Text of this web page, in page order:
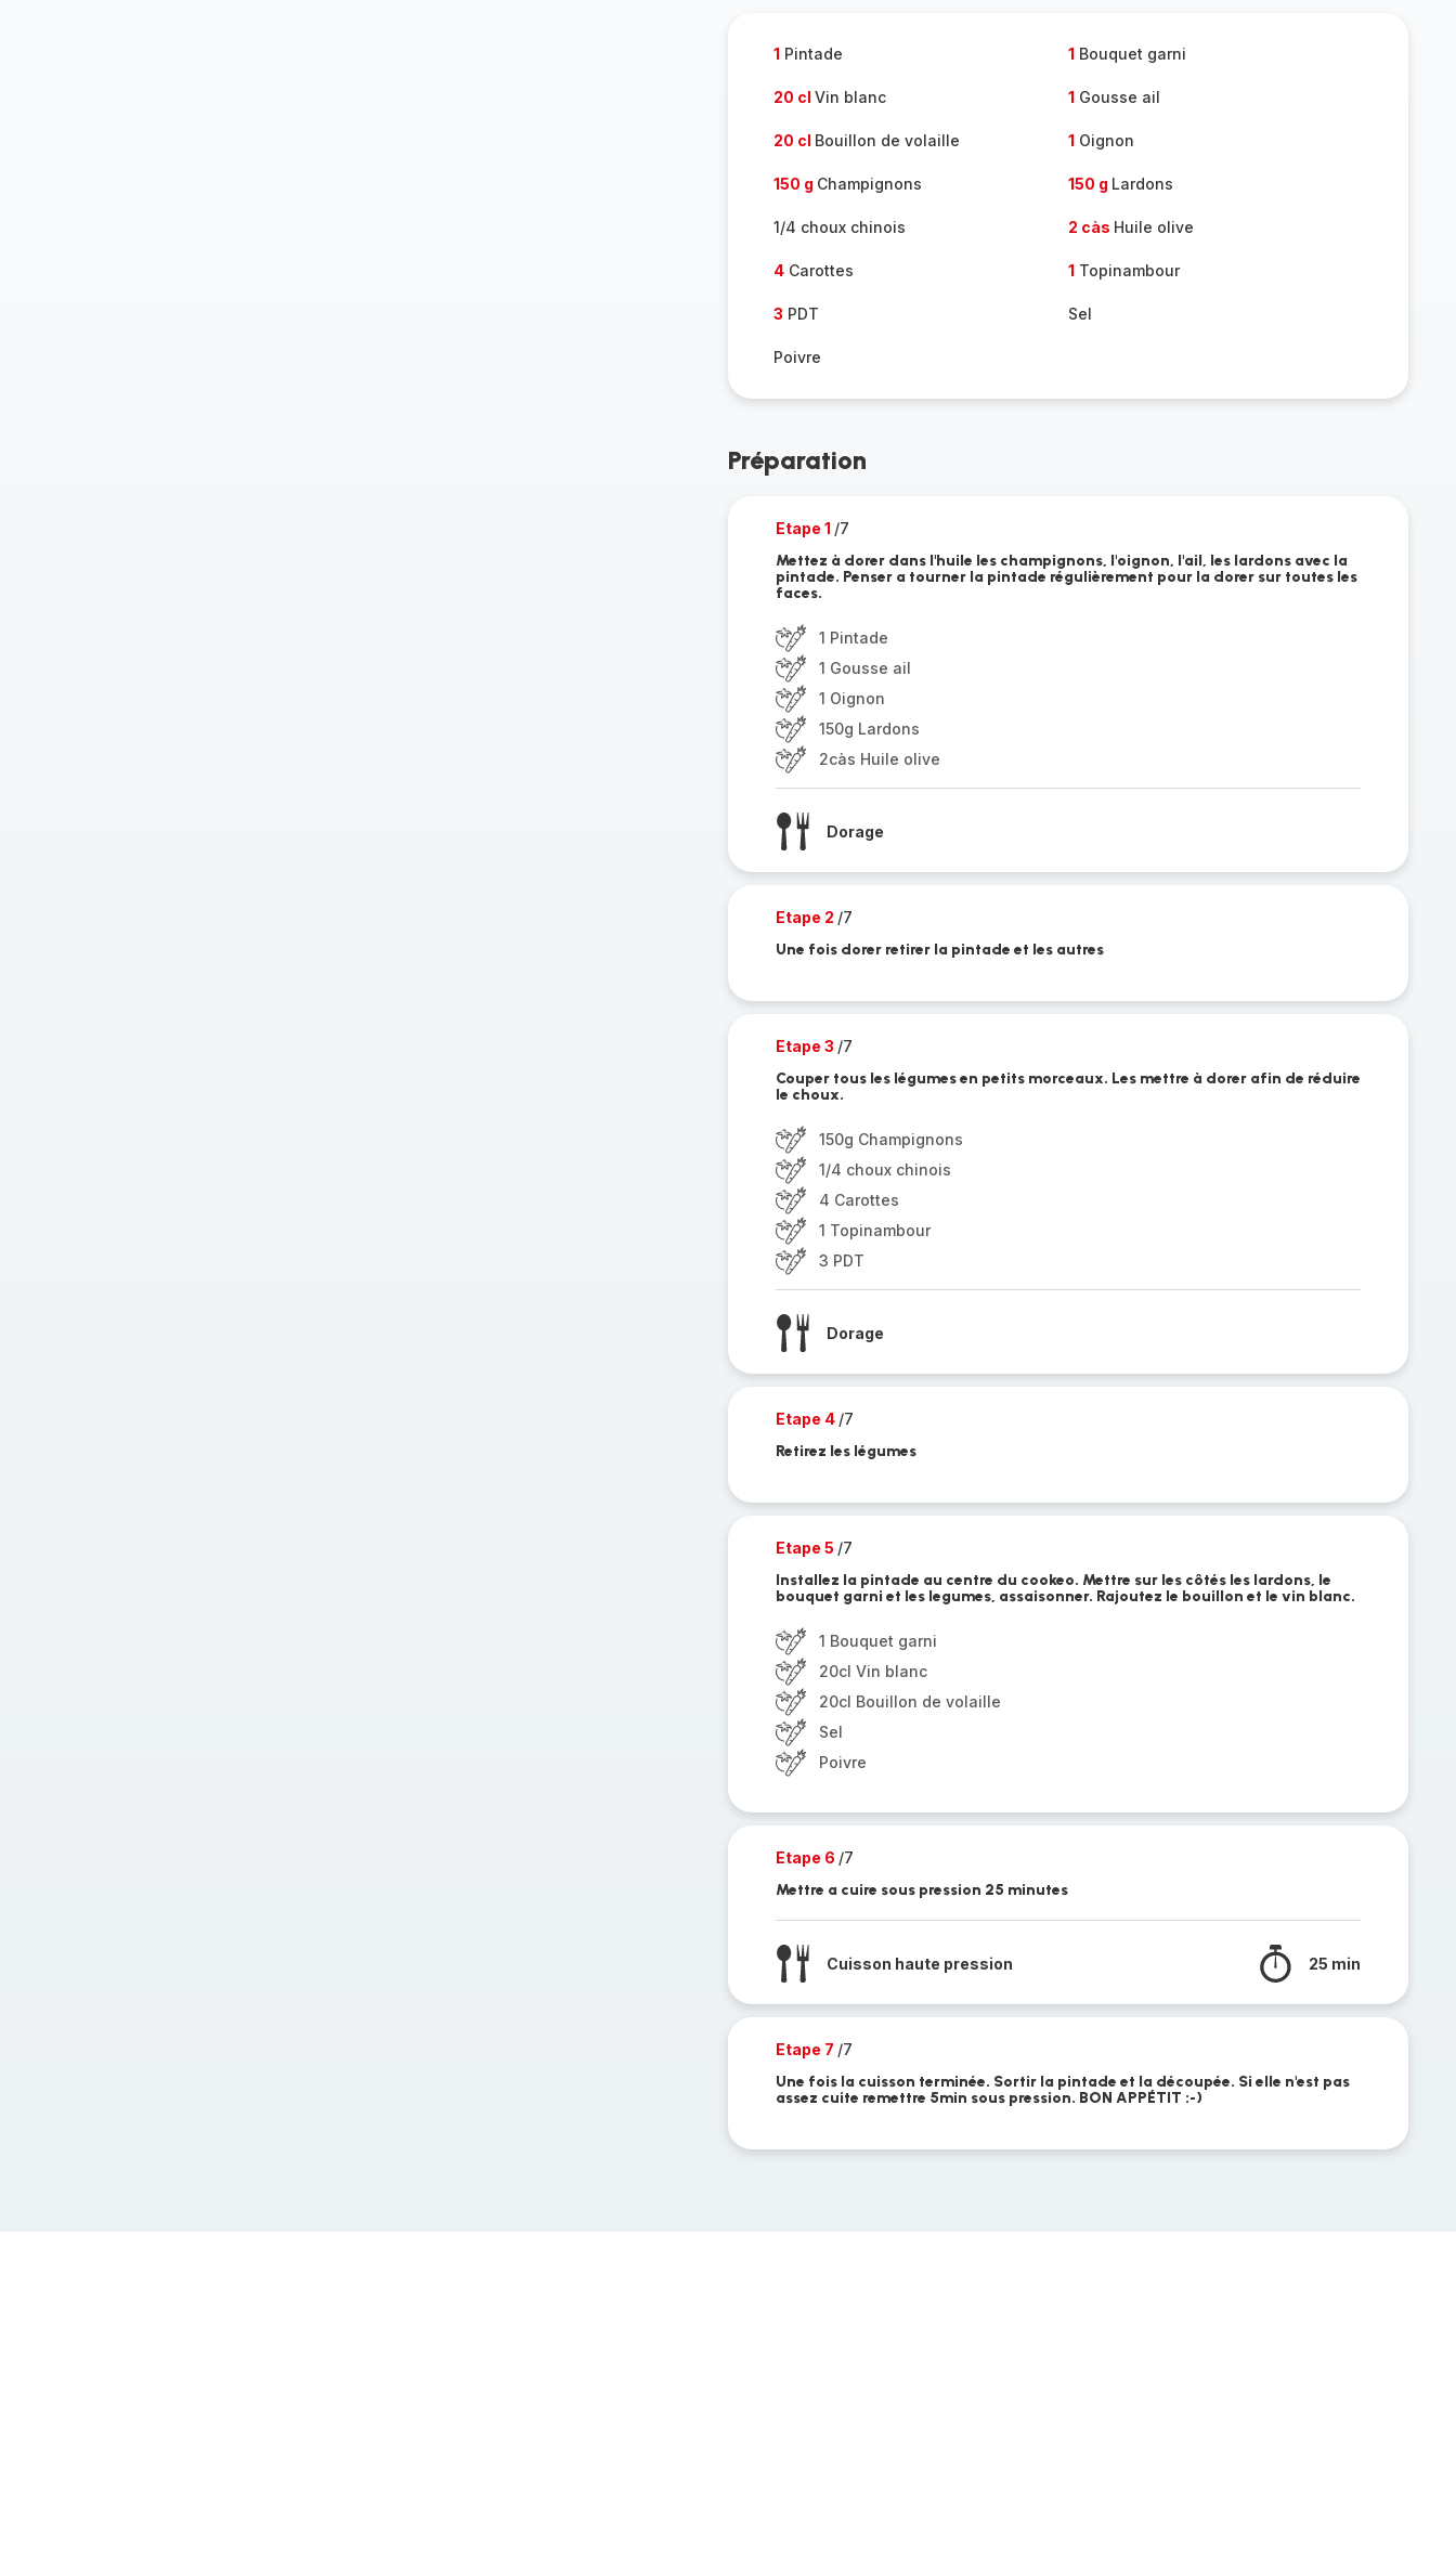
1 Pintade 1 Bouquet garni
20 cl Vin blanc 1 Gousse ail
20 cl Bouillon de volaille 1 Oignon
150 g Champignons 150 g Lardons
1/4 choux chinois 2 càs Huile olive
4Carottes 1 Topinambour
3 PDT Sel
Poivre
Préparation
Etape 1 /7
Mettez à dorer dans l'huile les champignons, l'oignon, l'ail, les lardons avec la
pintade. Penser a tourner la pintade régulièrement pour la dorer sur toutes les
faces.
1 Pintade
1 Gousse ail
1 Oignon
150g Lardons
2càs Huile olive
Dorage
Etape 2 /7
Une fois dorer retirer la pintade et les autres
Etape 3 /7
Couper tous les légumes en petits morceaux. Les mettre à dorer afin de réduire
le choux.
150g Champignons
1/4 choux chinois
4 Carottes
1 Topinambour
3 PDT
Dorage
Etape 4 /7
Retirez les légumes
Etape 5 /7
Installez la pintade au centre du cookeo. Mettre sur les côtés les lardons, le
bouquet garni et les legumes, assaisonner. Rajoutez le bouillon et le vin blanc.
1 Bouquet garni
20cl Vin blanc
20cl Bouillon de volaille
Sel
Poivre
Etape 6 /7
Mettre a cuire sous pression 25 minutes
Cuisson haute pression 25 min
Etape 7 /7
Une fois la cuisson terminée. Sortir la pintade et la découpée. Si elle n'est pas
assez cuite remettre 5min sous pression. BON APPÉTIT :-)